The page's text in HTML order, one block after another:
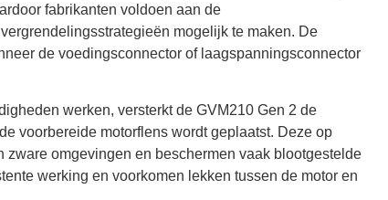
fabrikanten voldoen aan de
mogelijk te maken. De
de voedingsconnector of laagspanningsconnector
werken, versterkt de GVM210 Gen 2 de
voorbereide motorflens wordt geplaatst. Deze op
omgevingen en beschermen vaak blootgestelde
werking en voorkomen lekken tussen de motor en